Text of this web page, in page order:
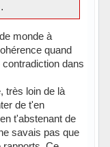
monde à
quand
dans
très loin de là
de t'en
t'abstenant de
savais pas que